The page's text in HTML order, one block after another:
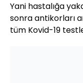
Yani hastalığa
sonra antikorları
tüm Kovid-19